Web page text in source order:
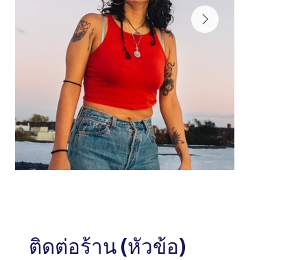
อธิบายสั้น ๆ . . . . . . . . . . . . . . . . . . . . . . . . . . . . . .
. . . . . . . . . . . . . . . . . . . . . . . . . . . . . .
ติดต่อร้าน (หัวข้อ)